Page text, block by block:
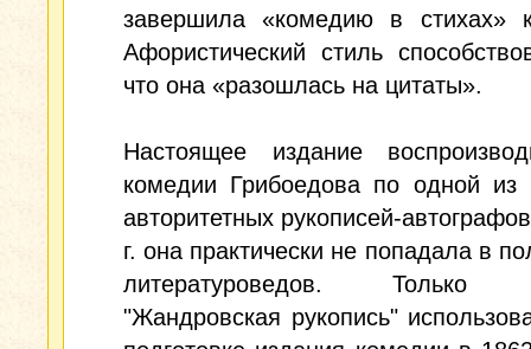
завершила «комедию в стихах»
Афористический стиль
что она «разошлась на цитаты».
Настоящее издание
комедии Грибоедова по одной из
авторитетных рукописей-
г. она практически не попадала в
литературоведов. Только
"Жандровская рукопись"